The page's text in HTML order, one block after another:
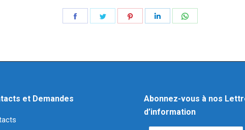
et Demandes
Abonnez-vous à nos
d’information